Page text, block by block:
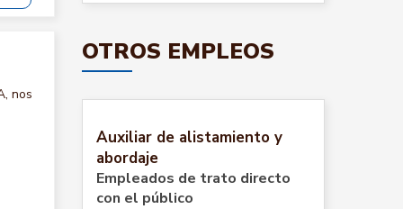
nos
OTROS EMPLEOS
Auxiliar de alistamiento y
abordaje
Empleados de trato directo
con el público